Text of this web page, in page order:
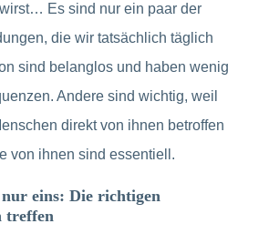
Es sind nur ein paar der
die wir tatsächlich täglich
sind belanglos und haben wenig
Andere sind wichtig, weil
direkt von ihnen betroffen
von ihnen sind essentiell.
eins: Die richtigen
treffen